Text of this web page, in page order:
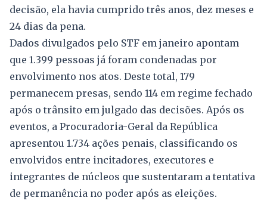
decisão, ela havia cumprido três anos, dez meses e
24 dias da pena.
Dados divulgados pelo STF em janeiro apontam
que 1.399 pessoas já foram condenadas por
envolvimento nos atos. Deste total, 179
permanecem presas, sendo 114 em regime fechado
após o trânsito em julgado das decisões. Após os
eventos, a Procuradoria-Geral da República
apresentou 1.734 ações penais, classificando os
envolvidos entre incitadores, executores e
integrantes de núcleos que sustentaram a tentativa
de permanência no poder após as eleições.